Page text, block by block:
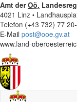
Amt derOö.
4021 Linz •
Telefon (+43 732) 77
E-Mail post@ooe.gv.at
www.land-